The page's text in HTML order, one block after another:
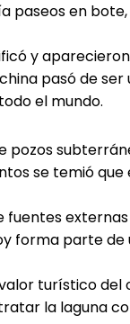
paseos en
y
pasó de
el mundo.
pozos
se temió que
fuentes
forma parte de
turístico del
la laguna